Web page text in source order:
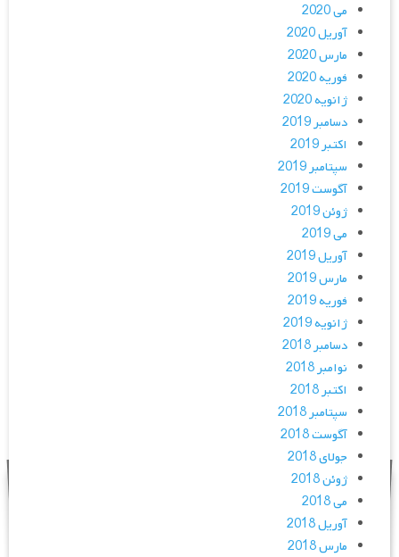
می 2020
آوریل 2020
مارس 2020
فوریه 2020
ژانویه 2020
دسامبر 2019
اکتبر 2019
سپتامبر 2019
آگوست 2019
ژوئن 2019
می 2019
آوریل 2019
مارس 2019
فوریه 2019
ژانویه 2019
دسامبر 2018
نوامبر 2018
اکتبر 2018
سپتامبر 2018
آگوست 2018
جولای 2018
ژوئن 2018
می 2018
آوریل 2018
مارس 2018